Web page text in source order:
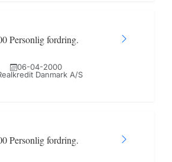
Personlig fordring.
06-04-2000
Danmark A/S
Personlig fordring.